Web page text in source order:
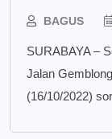
BAGUS
SURABAYA –
Jalan
(16/10/2022)